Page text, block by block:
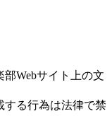
Webサイト上の文
する行為は法律で禁